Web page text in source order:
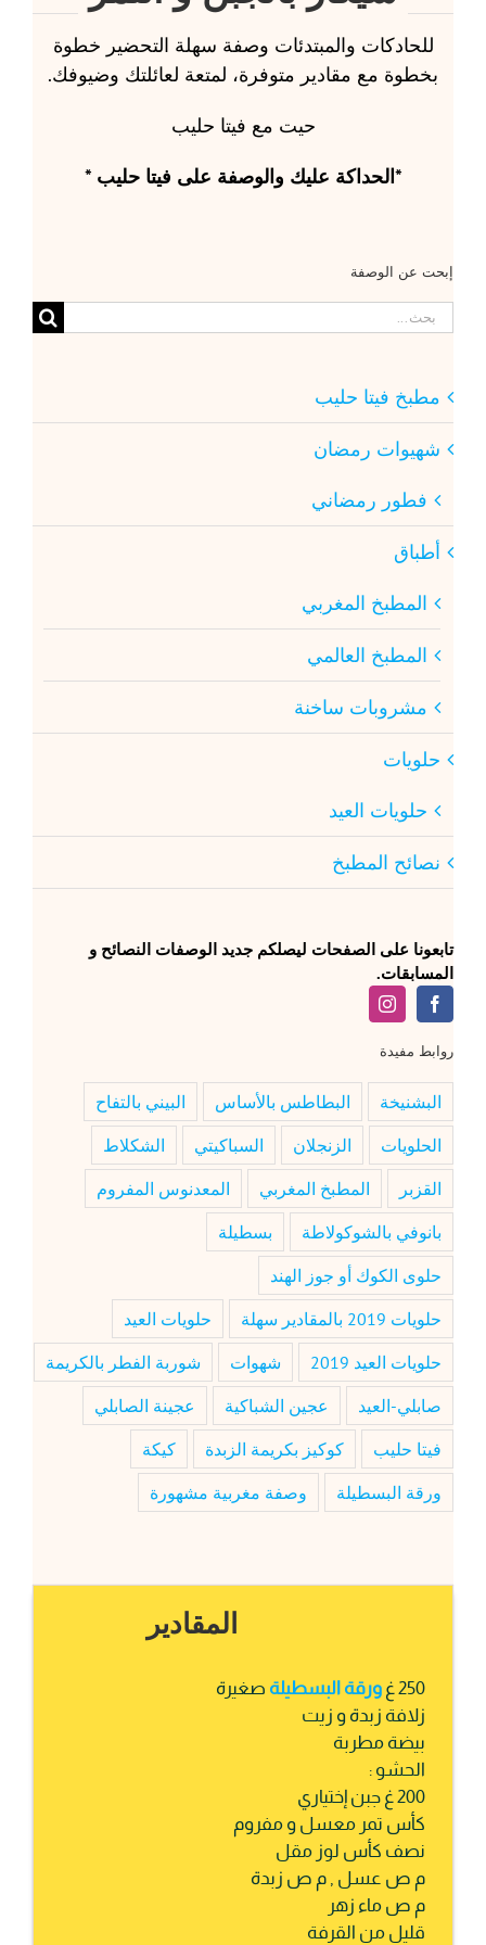
للحادكات والمبتدئات وصفة سهلة التحضير خطوة
بخطوة مع مقادير متوفرة، لمتعة لعائلتك وضيوفك.
حيت مع فيتا حليب
*الحداكة عليك والوصفة على فيتا حليب *
إبحت عن الوصفة
البحث
مطبخ فيتا حليب
شهيوات رمضان
فطور رمضاني
أطباق
المطبخ المغربي
المطبخ العالمي
مشروبات ساخنة
حلويات
حلويات العيد
نصائح المطبخ
تابعونا على الصفحات ليصلكم جديد الوصفات النصائح و
المسابقات.
روابط مفيدة
البشنيخة البطاطس بالأساس
البيني بالتفاح
الحلويات
الزنجلان السباكيتي
الشكلاط
القزبر
المطبخ المغربي
المعدنوس المفروم
بانوفي بالشوكولاطة
بسطيلة
حلوى الكوك أو جوز الهند
حلويات 2019 بالمقادير سهلة
حلويات العيد
حلويات العيد 2019
شهوات
شوربة الفطر بالكريمة
صابلي-العيد
عجين الشباكية
عجينة الصابلي
فيتا حليب
كوكيز بكريمة الزبدة
كيكة
ورقة البسطيلة
وصفة مغربية مشهورة
المقادير
250 غ ورقة البسطيلة صغيرة
زلافة زبدة و زيت
بيضة مطربة
الحشو :
200 غ جبن إختياري
كأس تمر معسل و مفروم
نصف كأس لوز مقل
م ص عسل , م ص زبدة
م ص ماء زهر
قليل من القرفة